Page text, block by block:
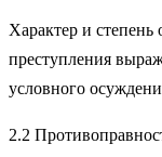
Характер и
пре­ступления
услов­ного
2.2